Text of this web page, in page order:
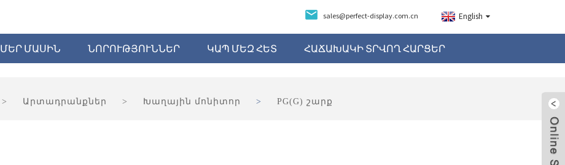
sales@perfect-display.com.cn English
ՄԵՐ ՄԱՍԻՆ ՆՈՐՈՒԹՅՈՒՆՆԵՐ ԿԱՊ ՄԵԶ ՀԵՏ ՀԱՃԱԽԱԿԻ ՏՐՎՈՂ ՀԱՐՑԵՐ
Արտադրանքներ Խաղային մոնիտոր PG(G) շարք